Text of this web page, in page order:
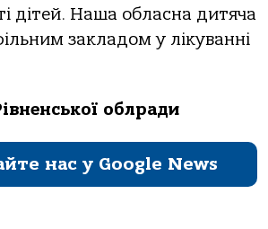
дітей. Наша обласна дитяча
закладом у лікуванні
облради
нас у Google News